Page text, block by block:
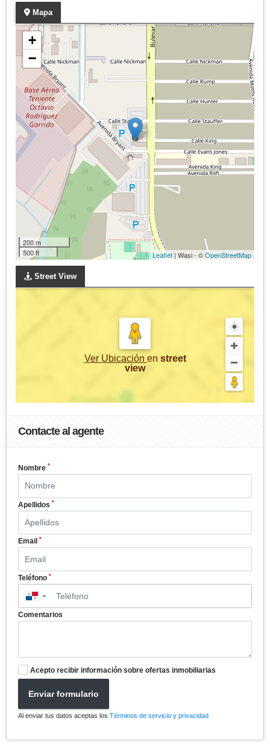
Mapa
+
−
200 m
500 ft
Leaflet | Wasi - ©OpenStreetMap
Street View
Ver Ubicación en street
view
Contacte al agente
Nombre *
Apellidos *
Email *
Teléfono *
▼
Comentarios
Acepto recibir información sobre ofertas inmobiliarias
Enviar formulario
Al enviar tus datos aceptas los Términos de servicio y privacidad